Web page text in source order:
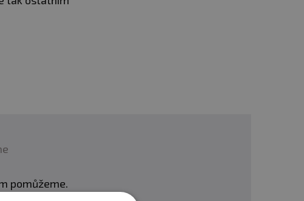
pestré stravy. Nepřekračujte
pomůžeme.